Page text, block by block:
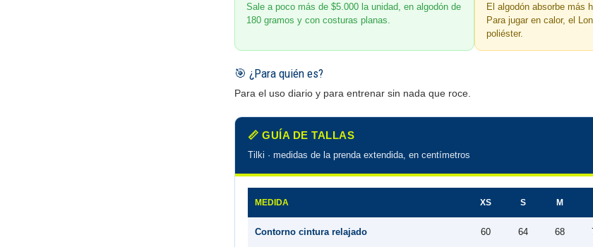
Sale a poco más de $5.000 la unidad, en algodón de
180 gramos y con costuras planas.
El algodón absorbe más
Para jugar en calor, el
poliéster.
🎯 ¿Para quién es?
Para el uso diario y para entrenar sin nada que roce.
📏 GUÍA DE TALLAS
Tilki · medidas de la prenda extendida, en centímetros
MEDIDA XS S M
Contorno cintura relajado 60 64 68